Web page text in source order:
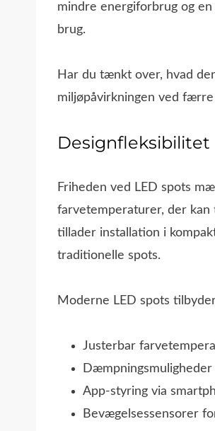
mindre energiforbrug og
brug.
Har du tænkt over, hvad
miljøpåvirkningen ved
Friheden ved LED spots
farvetemperaturer, der kan
tillader installation i
traditionelle spots.
Moderne LED spots
Justerbar
App-styring via
Bevægelsessensorer